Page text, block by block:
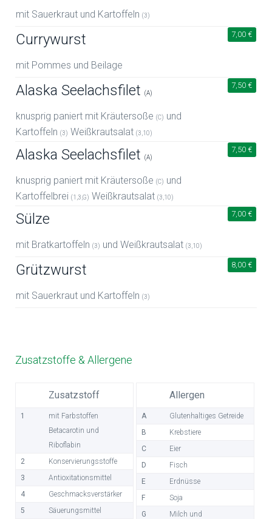
mit Sauerkraut und Kartoffeln (3)
Currywurst 7,00 €
mit Pommes und Beilage
Alaska Seelachsfilet (A)
7,50 €
knusprig paniert mit Kräutersoße (C) und
Kartoffeln (3) Weißkrautsalat (3,10)
Alaska Seelachsfilet (A)
7,50 €
knusprig paniert mit Kräutersoße (C) und
Kartoffelbrei (1,3,G) Weißkrautsalat (3,10)
Sülze 7,00 €
mit Bratkartoffeln (3) und Weißkrautsalat (3,10)
Grützwurst 8,00 €
mit Sauerkraut und Kartoffeln (3)
Zusatzstoffe & Allergene
Zusatzstoff
1
mit Farbstoffen
Betacarotin und
Riboflabin
2
Konservierungsstoffe
3
Antioxitationsmittel
4
Geschmacksverstärker
5
Säuerungsmittel
Allergen
A
Glutenhaltiges Getreide
B
Krebstiere
C
Eier
D
Fisch
E
Erdnüsse
F
Soja
G
Milch und